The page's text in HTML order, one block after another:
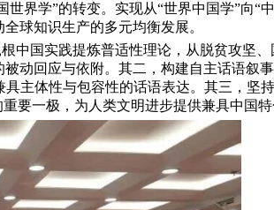
学”的转变。实现从“世界中国学”向“
球知识生产的多元均衡发展。
国实践提炼普适性理论，从脱贫攻坚
动回应与依附。其二，构建自主话语叙
主体性与包容性的话语表达。其三，坚
要一极，为人类文明进步提供兼具中国特